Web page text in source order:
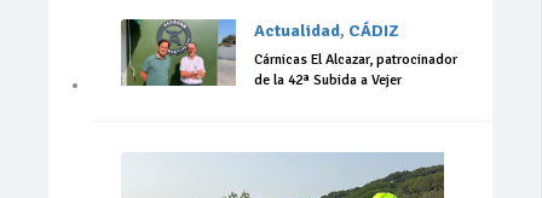
Actualidad, CÁDIZ
Cárnicas El Alcazar, patrocinador
de la 42ª Subida a Vejer